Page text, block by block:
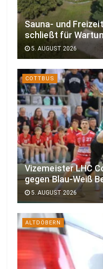
Sauna- und
schließt für
5. AUGUST 2026
COTTBUS
Vizemeister LHC
gegen Blau-Weiß
5. AUGUST 2026
ALTDÖBERN